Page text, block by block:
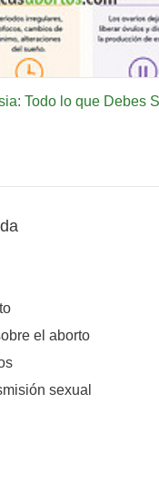
Todo lo que Debes
el aborto
sexual